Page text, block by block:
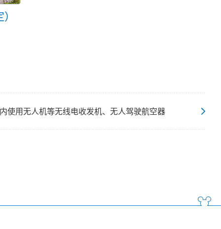
使用无人机等无线电收发机、无人驾驶航空器